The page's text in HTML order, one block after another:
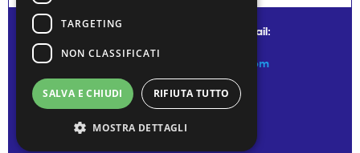
© water museum of venice - mail:
info@watermuseumofvenice.com
TARGETING
NON CLASSIFICATI
SALVA E CHIUDI RIFIUTA TUTTO
MOSTRA DETTAGLI